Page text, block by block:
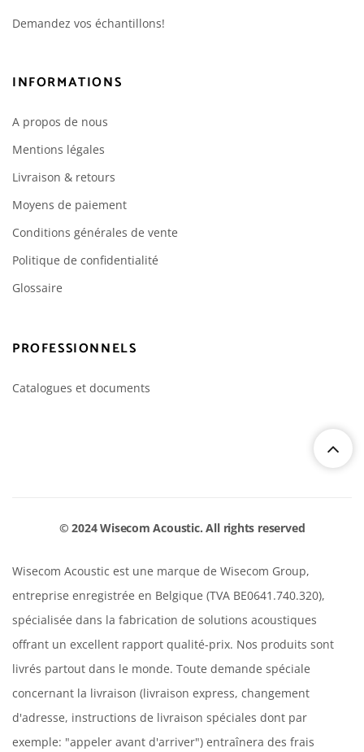
Demandez vos échantillons!
INFORMATIONS
A propos de nous
Mentions légales
Livraison & retours
Moyens de paiement
Conditions générales de vente
Politique de confidentialité
Glossaire
PROFESSIONNELS
Catalogues et documents
© 2024 Wisecom Acoustic. All rights reserved
Wisecom Acoustic est une marque de Wisecom Group,
entreprise enregistrée en Belgique (TVA BE0641.740.320),
spécialisée dans la fabrication de solutions acoustiques
offrant un excellent rapport qualité-prix. Nos produits sont
livrés partout dans le monde. Toute demande spéciale
concernant la livraison (livraison express, changement
d'adresse, instructions de livraison spéciales dont par
exemple: "appeler avant d'arriver") entraînera des frais